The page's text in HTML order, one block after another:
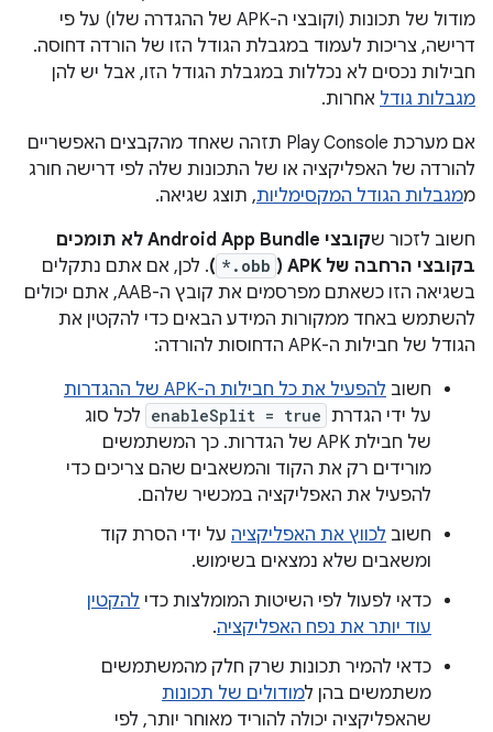
מודול של תכונות (וקובצי ה-APK של ההגדרה שלו) על פי
דרישה, צריכות לעמוד במגבלת הגודל הזו של הורדה דחוסה.
חבילות נכסים לא נכללות במגבלת הגודל הזו, אבל יש להן
מגבלות גודל אחרות.
אם מערכת Play Console תזהה שאחד מהקבצים האפשריים
להורדה של האפליקציה או של התכונות שלה לפי דרישה חורג
ממגבלות הגודל המקסימליות, תוצג שגיאה.
חשוב לזכור ש
קובצי Android App Bundle לא תומכים
בקובצי הרחבה של APK‏ (
*.obb
). לכן, אם אתם נתקלים
בשגיאה הזו כשאתם מפרסמים את קובץ ה-AAB, אתם יכולים
להשתמש באחד ממקורות המידע הבאים כדי להקטין את
הגודל של חבילות ה-APK הדחוסות להורדה:
חשוב להפעיל את כל חבילות ה-APK של ההגדרות
על ידי הגדרת enableSplit = true לכל סוג
של חבילת APK של הגדרות. כך המשתמשים
מורידים רק את הקוד והמשאבים שהם צריכים כדי
להפעיל את האפליקציה במכשיר שלהם.
חשוב לכווץ את האפליקציה על ידי הסרת קוד
ומשאבים שלא נמצאים בשימוש.
כדאי לפעול לפי השיטות המומלצות כדי להקטין
עוד יותר את נפח האפליקציה.
כדאי להמיר תכונות שרק חלק מהמשתמשים
משתמשים בהן למודולים של תכונות
שהאפליקציה יכולה להוריד מאוחר יותר, לפי